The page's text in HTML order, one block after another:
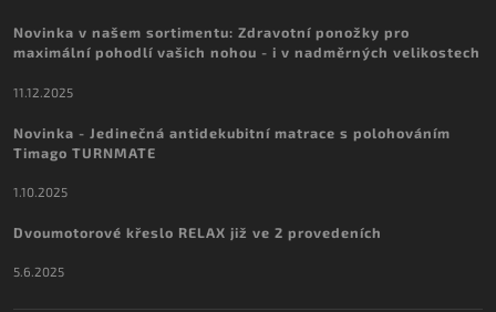
Novinka v našem sortimentu: Zdravotní ponožky pro
maximální pohodlí vašich nohou - i v nadměrných velikostech
11.12.2025
Novinka - Jedinečná antidekubitní matrace s polohováním
Timago TURNMATE
1.10.2025
Dvoumotorové křeslo RELAX již ve 2 provedeních
5.6.2025